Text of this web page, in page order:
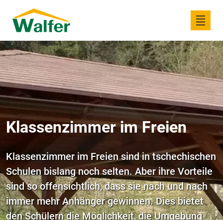
Klassenzimmer im Freien
Klassenzimmer im Freien sind in tschechischen
Schulen bislang noch selten. Aber ihre Vorteile
sind so offensichtlich, dass sie nach und nach
immer mehr Anhänger gewinnen. Dies bietet
den Schülern die Möglichkeit, die Umgebung